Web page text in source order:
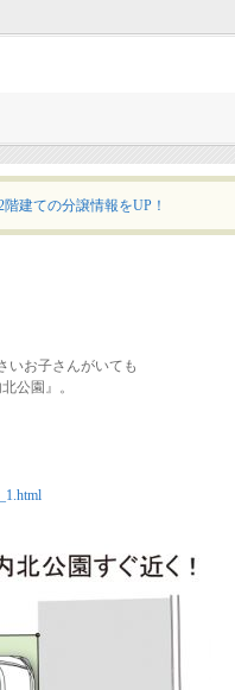
建ての分譲情報をUP！
いお子さんがいても
公園』。